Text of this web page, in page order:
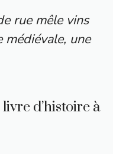
rue mêle vins
une
d’histoire à